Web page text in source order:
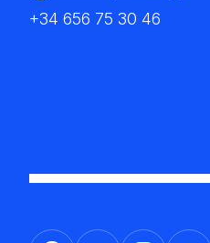
+34 656 75 30 46